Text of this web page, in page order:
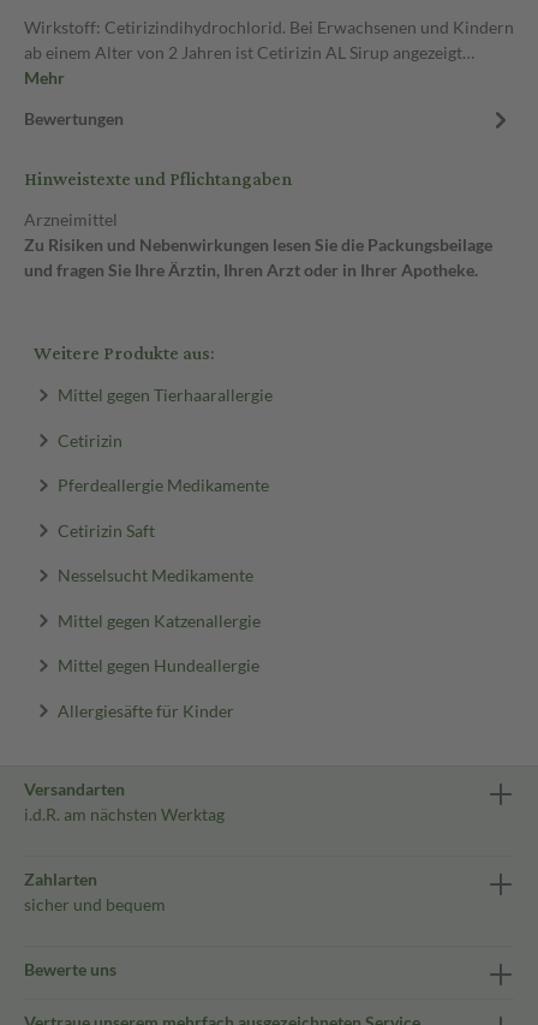
Wirkstoff: Cetirizindihydrochlorid. Bei Erwachsenen und Kindern
ab einem Alter von 2 Jahren ist Cetirizin AL Sirup angezeigt…
Mehr
Bewertungen
Hinweistexte und Pflichtangaben
Arzneimittel
Zu Risiken und Nebenwirkungen lesen Sie die Packungsbeilage
und fragen Sie Ihre Ärztin, Ihren Arzt oder in Ihrer Apotheke.
Weitere Produkte aus:
Mittel gegen Tierhaarallergie
Cetirizin
Pferdeallergie Medikamente
Cetirizin Saft
Nesselsucht Medikamente
Mittel gegen Katzenallergie
Mittel gegen Hundeallergie
Allergiesäfte für Kinder
Versandarten
i.d.R. am nächsten Werktag
Zahlarten
sicher und bequem
Bewerte uns